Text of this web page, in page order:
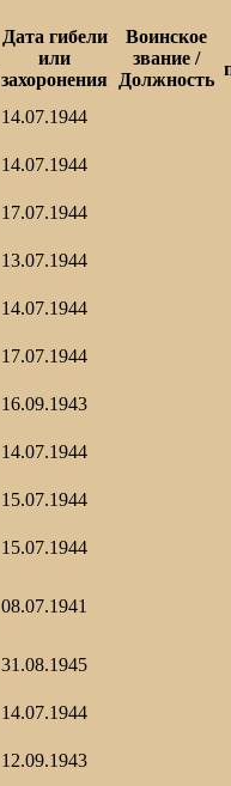
Дата гибели
или
захоронения
Воинское
звание /
Должность
14.07.1944
14.07.1944
17.07.1944
13.07.1944
14.07.1944
17.07.1944
16.09.1943
14.07.1944
15.07.1944
15.07.1944
08.07.1941
31.08.1945
14.07.1944
12.09.1943